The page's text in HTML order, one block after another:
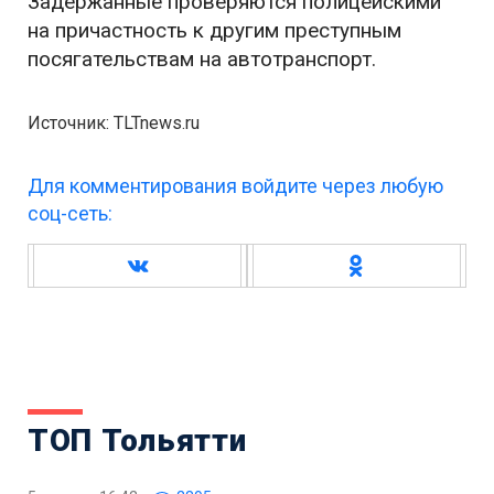
на причастность к другим преступным
посягательствам на автотранспорт.
Источник: TLTnews.ru
Для комментирования войдите через любую
соц-сеть:
ТОП Тольятти